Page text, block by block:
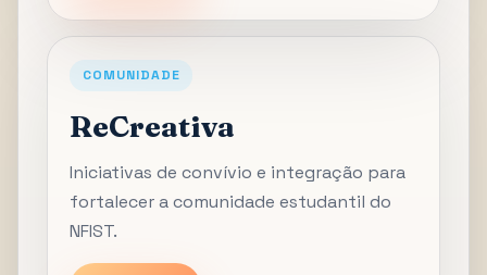
COMUNIDADE
ReCreativa
Iniciativas de convívio e integração para
fortalecer a comunidade estudantil do
NFIST.